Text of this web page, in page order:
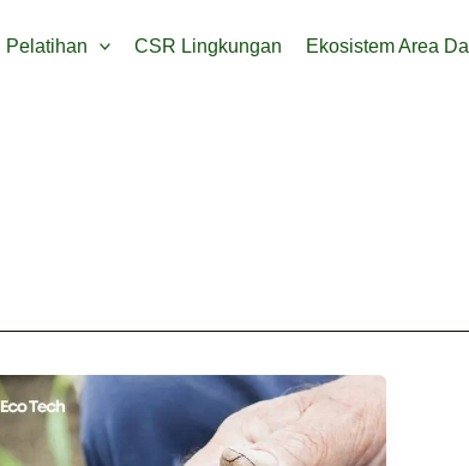
Pelatihan CSR Lingkungan Ekosistem Area